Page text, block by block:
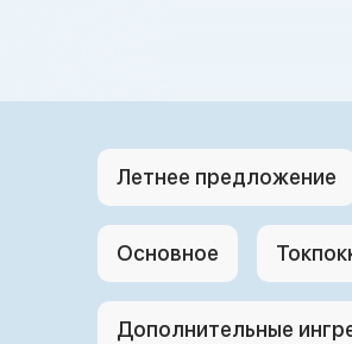
Летнее предложение
Основное
Дополнительные